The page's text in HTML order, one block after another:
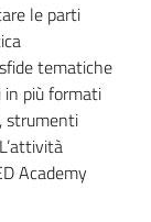
le parti
tematiche
più formati
strumenti
Academy